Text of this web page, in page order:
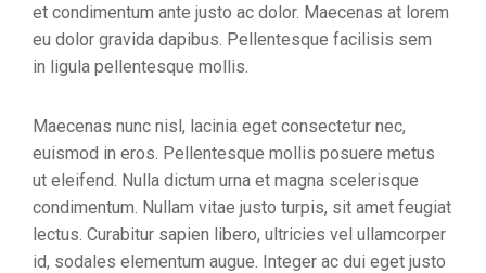
et condimentum ante justo ac dolor. Maecenas at lorem
eu dolor gravida dapibus. Pellentesque facilisis sem
in ligula pellentesque mollis.
Maecenas nunc nisl, lacinia eget consectetur nec,
euismod in eros. Pellentesque mollis posuere metus
ut eleifend. Nulla dictum urna et magna scelerisque
condimentum. Nullam vitae justo turpis, sit amet feugiat
lectus. Curabitur sapien libero, ultricies vel ullamcorper
id, sodales elementum augue. Integer ac dui eget justo